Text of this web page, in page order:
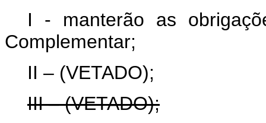
I - manterão as
Complementar;
II – (VETADO);
III – (VETADO);